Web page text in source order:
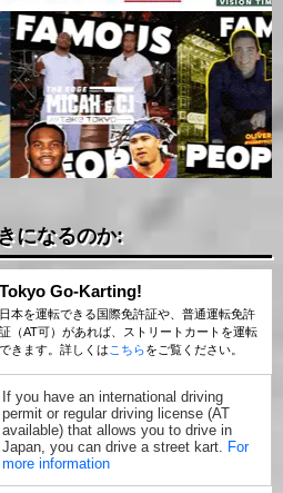
になるのか:
Tokyo Go-Karting!
日本を運転できる国際免許証や、普通運転免許
証（AT可）があれば、ストリートカートを運転
できます。詳しくは こちらをご覧ください。
If you have an international driving
permit or regular driving license (AT
available) that allows you to drive in
Japan, you can drive a street kart. For
more information